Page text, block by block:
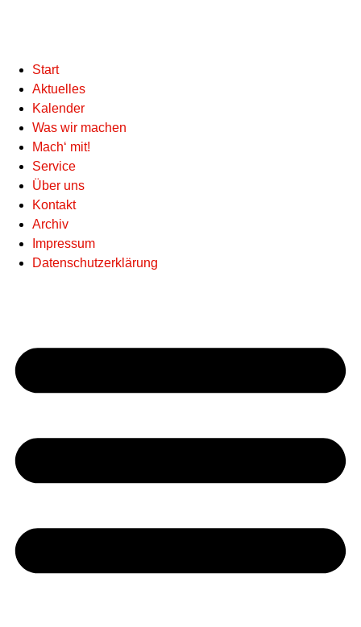
Start
Aktuelles
Kalender
Was wir machen
Mach‘ mit!
Service
Über uns
Kontakt
Archiv
Impressum
Datenschutzerklärung